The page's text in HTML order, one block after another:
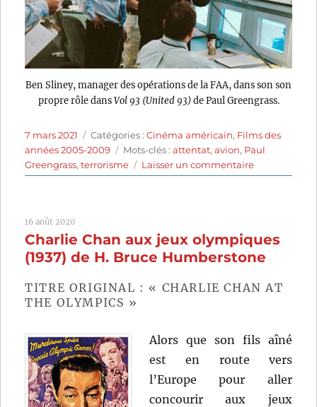
Ben Sliney, manager des opérations de la FAA, dans son son
propre rôle dansVol 93 (United 93)de Paul Greengrass.
Publié
le
7 mars 2021 Catégories
Catégories :Cinéma américain, Films des
années 2005-2009
Étiquettes
Mots-clés :attentat,avion, Paul
Greengrass,terrorisme Laisser un commentairesur
Vol
Paul
Greengrass
16 août 2020
Charlie Chan aux jeux olympiques
(1937) de H. Bruce Humberstone
TITRE ORIGINAL : « CHARLIE CHAN AT
THE OLYMPICS »
Alors que son fils aîné
est en route vers
l’Europe pour aller
concourir aux jeux